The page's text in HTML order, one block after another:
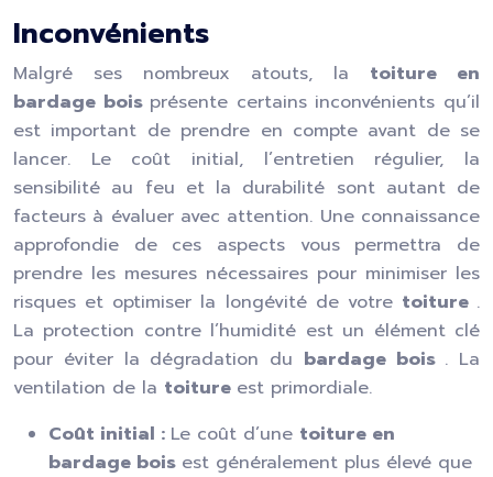
Inconvénients
Malgré ses nombreux atouts, la toiture en
bardage bois présente certains inconvénients qu’il
est important de prendre en compte avant de se
lancer. Le coût initial, l’entretien régulier, la
sensibilité au feu et la durabilité sont autant de
facteurs à évaluer avec attention. Une connaissance
approfondie de ces aspects vous permettra de
prendre les mesures nécessaires pour minimiser les
risques et optimiser la longévité de votre toiture .
La protection contre l’humidité est un élément clé
pour éviter la dégradation du bardage bois . La
ventilation de la toiture est primordiale.
Coût initial : Le coût d’une toiture en
bardage bois est généralement plus élevé que